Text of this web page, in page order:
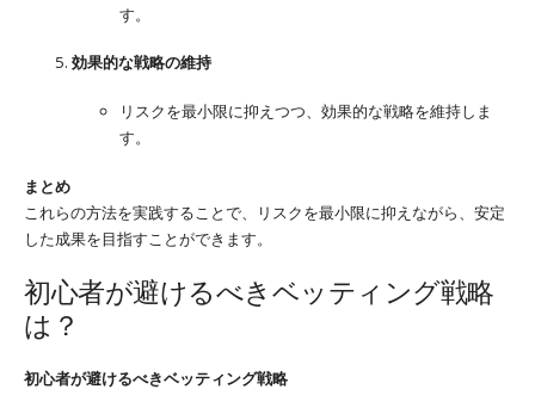
す。
効果的な戦略の維持
リスクを最小限に抑えつつ、効果的な戦略を維持しま
す。
まとめ
これらの方法を実践することで、リスクを最小限に抑えながら、安定
した成果を目指すことができます。
初心者が避けるべきベッティング戦略
は？
初心者が避けるべきベッティング戦略